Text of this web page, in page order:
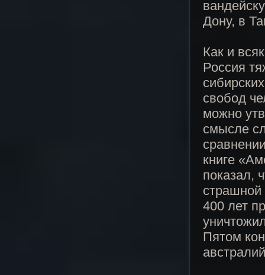
Дону, в
Как и
Россия
свобод
можно
смысле
книге
показал,
страшной
400 лет
Пятом